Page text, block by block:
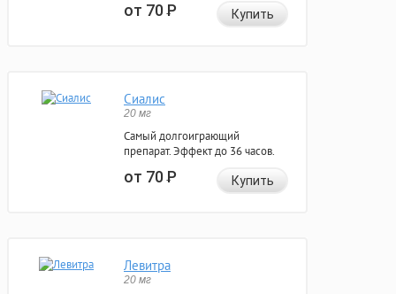
от 70Р Купить
Сиалис
20 мг
Самый долгоиграющий
препарат. Эффект до 36 часов.
от 70Р Купить
Левитра
20 мг